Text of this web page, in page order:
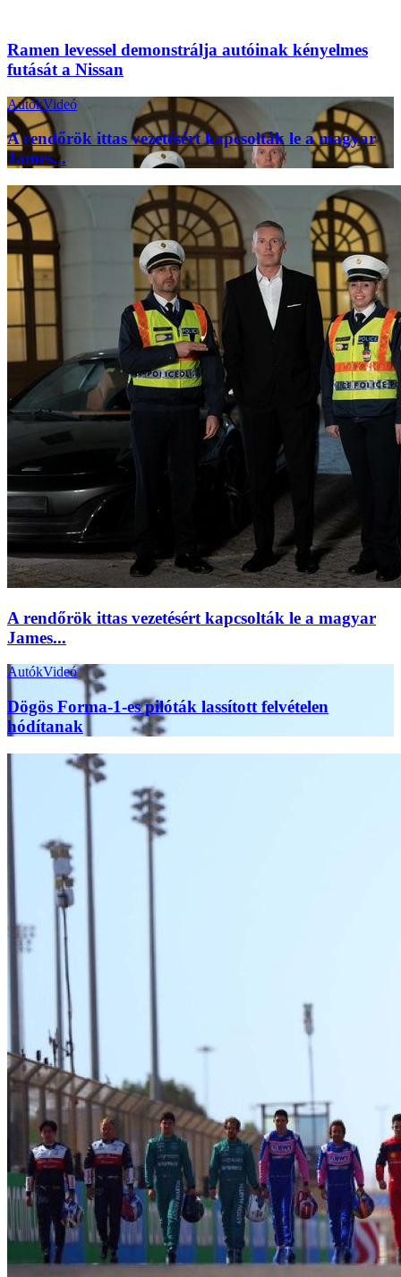
Ramen levessel demonstrálja autóinak kényelmes
futását a Nissan
AutókVideó
A rendőrök ittas vezetésért kapcsolták le a magyar
James...
A rendőrök ittas vezetésért kapcsolták le a magyar
James...
AutókVideó
Dögös Forma-1-es pilóták lassított felvételen
hódítanak